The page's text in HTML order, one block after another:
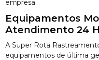
empresa.
Equipamentos
Atendimento 24
A Super Rota
equipamentos de última